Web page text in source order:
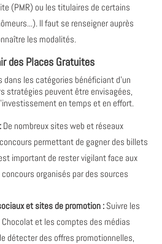
(PMR) ou les titulaires de certains
Il faut se renseigner auprès
les modalités.
des Places Gratuites
dans les catégories bénéficiant d'un
stratégies peuvent être envisagées,
en temps et en effort.
De nombreux sites web et réseaux
permettant de gagner des billets
important de rester vigilant face aux
organisés par des sources
et sites de promotion : Suivre les
et les comptes des médias
détecter des offres promotionnelles,